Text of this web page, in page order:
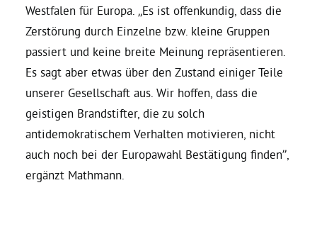
Aktiv werden
Termine
Mitglied werden
Westfalen für Europa. „Es ist offenkundig, dass die
Zerstörung durch Einzelne bzw. kleine Gruppen
passiert und keine breite Meinung repräsentieren.
Es sagt aber etwas über den Zustand einiger Teile
unserer Gesellschaft aus. Wir hoffen, dass die
geistigen Brandstifter, die zu solch
antidemokratischem Verhalten motivieren, nicht
auch noch bei der Europawahl Bestätigung finden”,
ergänzt Mathmann.